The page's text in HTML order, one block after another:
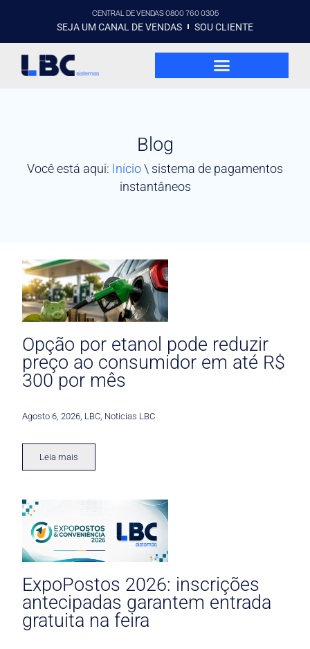
CENTRAL DE VENDAS 0800 760 0305
SEJA UM CANAL DE VENDAS SOU CLIENTE
Blog
Você está aqui: Início\ sistema de pagamentos
instantâneos
Opção por etanol pode reduzir
preço ao consumidor em até R$
300 por mês
Agosto 6, 2026 LBC Noticias LBC
Leia mais
ExpoPostos 2026: inscrições
antecipadas garantem entrada
gratuita na feira